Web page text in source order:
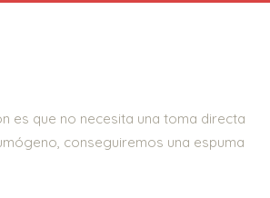
es que no necesita una toma directa
conseguiremos una espuma